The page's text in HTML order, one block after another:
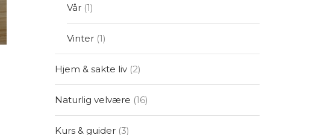
Vår 1
Vinter 1
Hjem & sakte liv 2
Naturlig velvære 16
Kurs & guider 3